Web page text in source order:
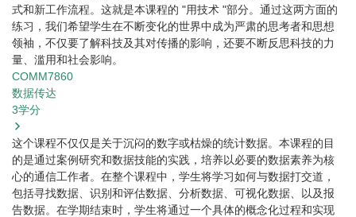
式和新工作流程。这就是本课程的 "用技术 "部分。通过这两方面的
练习，我们希望学生在不断变化的世界中成为严肃的思考者和思想
领袖，不仅要了解科技及其对传播的影响，还要不断反思科技的力
量、滥用和社会影响。
COMM7860
数据传达
3学分
这个课程不仅仅是关于沉闷的数字或枯燥的统计数据。本课程的目
的是通过案例研究和数据技能的实践，培养以必要的数据素养为核
心的通信工作者。在整个课程中，学生将学习如何与数据打交道，
包括寻找数据、识别和评估数据、分析数据、可视化数据、以及报
告数据。在学期结束时，学生将通过一个具体的概念化过程和实现